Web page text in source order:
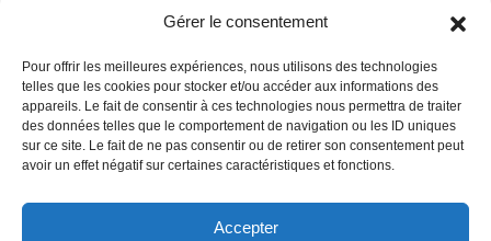
Gérer le consentement
Pour offrir les meilleures expériences, nous utilisons des technologies
telles que les cookies pour stocker et/ou accéder aux informations des
appareils. Le fait de consentir à ces technologies nous permettra de traiter
des données telles que le comportement de navigation ou les ID uniques
sur ce site. Le fait de ne pas consentir ou de retirer son consentement peut
avoir un effet négatif sur certaines caractéristiques et fonctions.
Accepter
FAQ
Mentions légales
Politique de confidentialité
Politique de cookies